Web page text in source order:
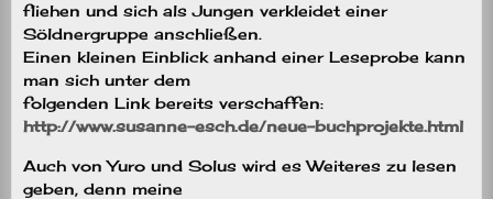
fliehen und sich als Jungen verkleidet einer
Söldnergruppe anschließen.
Einen kleinen Einblick anhand einer Leseprobe kann
man sich unter dem
folgenden Link bereits verschaffen:
http://www.susanne-esch.de/neue-buchprojekte.html
Auch von Yuro und Solus wird es Weiteres zu lesen
geben, denn meine